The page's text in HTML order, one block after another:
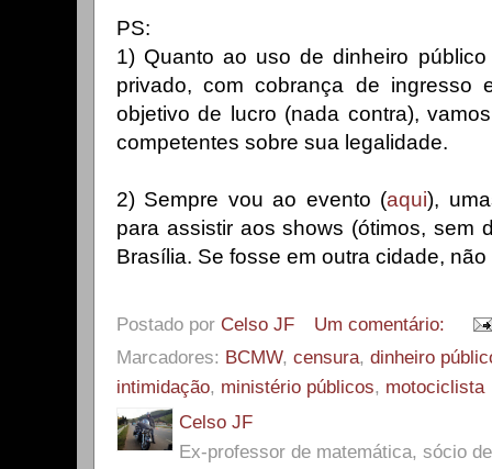
PS:
1) Quanto ao uso de dinheiro
privado, com cobrança de ingresso
objetivo de lucro (nada contra),
competentes sobre sua legalidade.
2) Sempre vou ao evento (aqui),
para assistir aos shows (ótimos, sem
Brasília. Se fosse em outra cidade,
Postado por Celso JF
Um comentário:
Marcadores: BCMW, censura, dinheiro
intimidação, ministério públicos, motociclista
Celso JF
Ex-professor de matemática, sócio